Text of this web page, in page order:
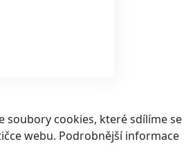
soubory cookies, které sdílíme se
webu. Podrobnější informace